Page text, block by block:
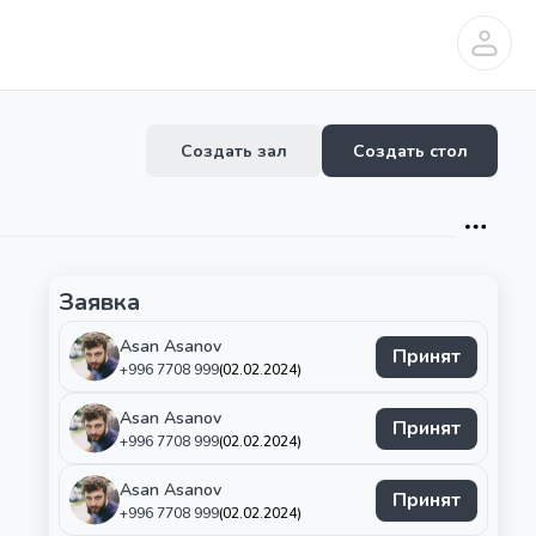
Создать зал Создать стол
Заявка
Asan Asanov
+996 7708 999(02.02.2024) Принят
Asan Asanov
+996 7708 999(02.02.2024) Принят
Asan Asanov
+996 7708 999(02.02.2024) Принят